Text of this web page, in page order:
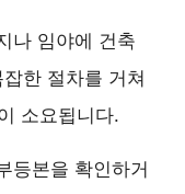
나 임야에 건축
한 절차를 거쳐
소요됩니다.
등본을 확인하거